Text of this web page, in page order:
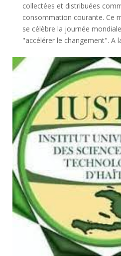
collectées et distribuées
consommation courante. Ce
se célèbre la journée
"accélérer le changement". A